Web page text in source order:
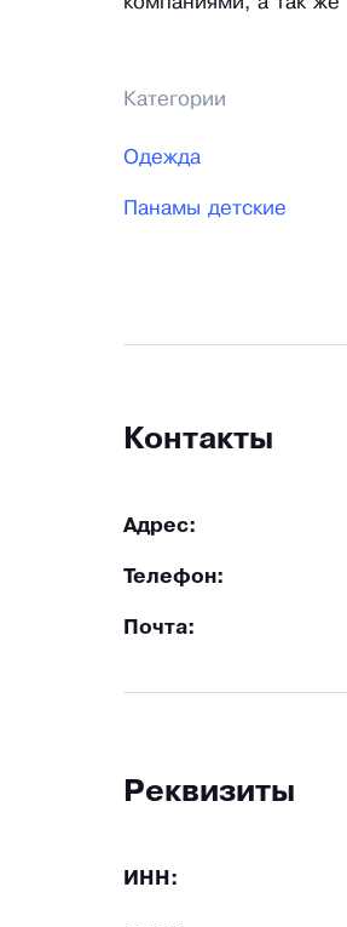
Категории
Одежда
Панамы детские
Контакты
Адрес:
Телефон:
Почта:
Реквизиты
ИНН: